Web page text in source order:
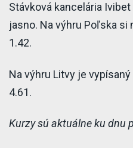
Stávková kancelária
jasno. Na výhru Poľska
1.42.
Na výhru Litvy je
4.61.
Kurzy sú aktuálne ku dnu